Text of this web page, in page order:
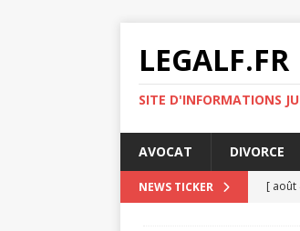
LEGALF.FR
SITE D'INFORMATIONS
AVOCAT DIVORCE
NEWS TICKER [ août